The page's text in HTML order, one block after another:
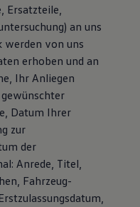
Ersatzteile,
an uns
werden von uns
erhoben und an
Ihr Anliegen
Datum Ihrer
zur
der
Anrede, Titel,
Fahrzeug-